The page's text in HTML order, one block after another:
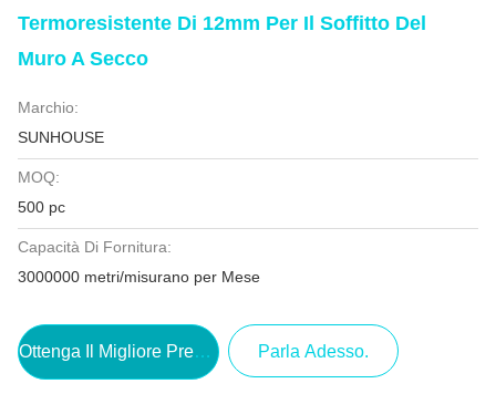
Termoresistente Di 12mm Per Il Soffitto Del
Muro A Secco
Marchio:
SUNHOUSE
MOQ:
500 pc
Capacità Di Fornitura:
3000000 metri/misurano per Mese
Ottenga Il Migliore Prezzo Parla Adesso.